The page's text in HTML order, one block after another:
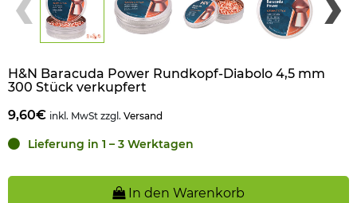
H&N Baracuda Power Rundkopf-Diabolo 4,5 mm
300 Stück verkupfert
9,60€ inkl. MwSt zzgl. Versand
Lieferung in 1 – 3 Werktagen
In den Warenkorb